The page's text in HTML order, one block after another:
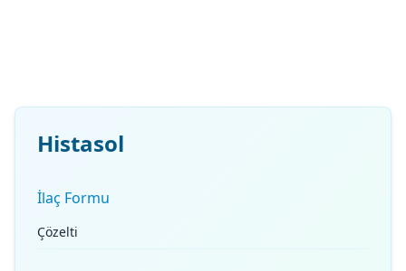
Histasol
İlaç Formu
Çözelti